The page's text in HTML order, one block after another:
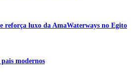
reforça luxo da AmaWaterways no Egito
modernos